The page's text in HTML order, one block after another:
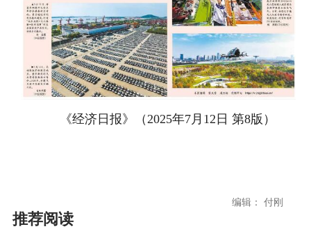
《经济日报》（2025年7月12日 第8版 ）
编辑： 付刚
推荐阅读